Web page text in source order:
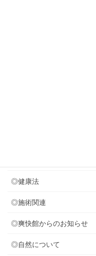
◎健康法
◎施術関連
◎爽快館からのお知らせ
◎自然について